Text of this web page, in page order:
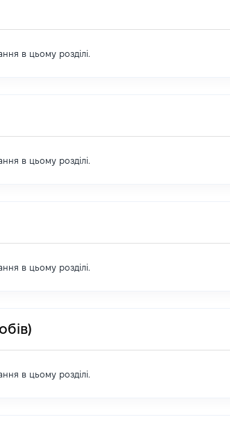
в цьому розділі.
в цьому розділі.
в цьому розділі.
в цьому розділі.